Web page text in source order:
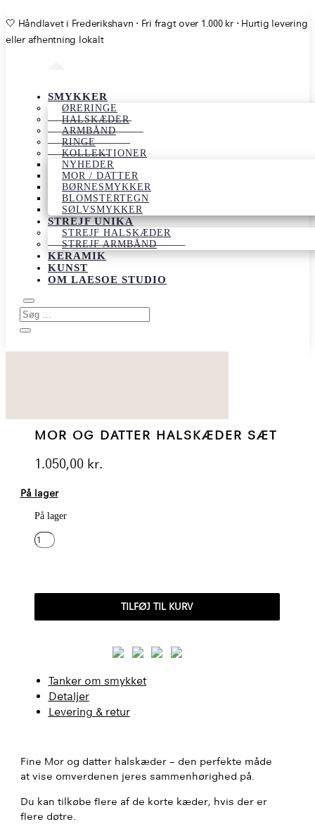
🤍 Håndlavet i Frederikshavn ⋅ Fri fragt over 1.000 kr ⋅ Hurtig levering
eller afhentning lokalt
SMYKKER
ØRERINGE
HALSKÆDER
ARMBÅND
RINGE
KOLLEKTIONER
NYHEDER
MOR / DATTER
BØRNESMYKKER
BLOMSTERTEGN
SØLVSMYKKER
STREJF UNIKA
STREJF HALSKÆDER
STREJF ARMBÅND
KERAMIK
KUNST
OM LAESOE STUDIO
MOR OG DATTER HALSKÆDER SÆT
1.050,00 kr.
På lager
På lager
MOR
HALSKÆDER
TILFØJ TIL KURV
Tanker om smykket
Detaljer
Levering & retur
Fine Mor og datter halskæder – den perfekte måde
at vise omverdenen jeres sammenhørighed på.
Du kan tilkøbe flere af de korte kæder, hvis der er
flere døtre.